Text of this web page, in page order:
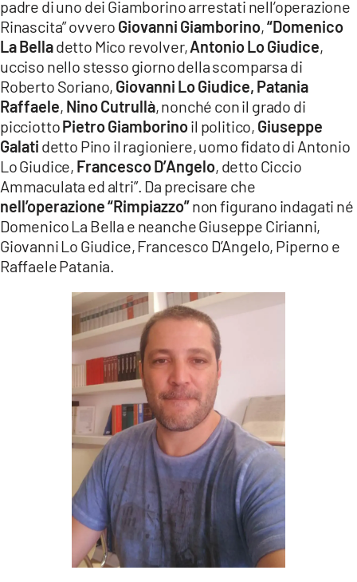
padre di uno dei Giamborino arrestati nell’operazione
Rinascita” ovvero Giovanni Giamborino,“Domenico
La Belladetto Mico revolver,Antonio Lo Giudice,
ucciso nello stesso giorno della scomparsa di
Roberto Soriano, Giovanni Lo Giudice, Patania
Raffaele, Nino Cutrullà, nonché con il grado di
picciottoPietro Giamborinoil politico, Giuseppe
Galati detto Pino il ragioniere, uomo fidato di Antonio
Lo Giudice, Francesco D’Angelo, detto Ciccio
Ammaculata ed altri”. Da precisare che
nell’operazione “Rimpiazzo”non figurano indagati né
Domenico La Bella e neanche Giuseppe Cirianni,
Giovanni Lo Giudice, Francesco D’Angelo, Piperno e
Raffaele Patania.